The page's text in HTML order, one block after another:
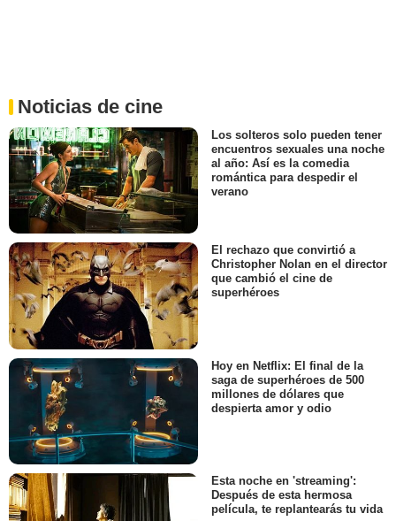
Noticias de cine
Los solteros solo pueden tener
encuentros sexuales una noche
al año: Así es la comedia
romántica para despedir el
verano
El rechazo que convirtió a
Christopher Nolan en el director
que cambió el cine de
superhéroes
Hoy en Netflix: El final de la
saga de superhéroes de 500
millones de dólares que
despierta amor y odio
Esta noche en 'streaming':
Después de esta hermosa
película, te replantearás tu vida